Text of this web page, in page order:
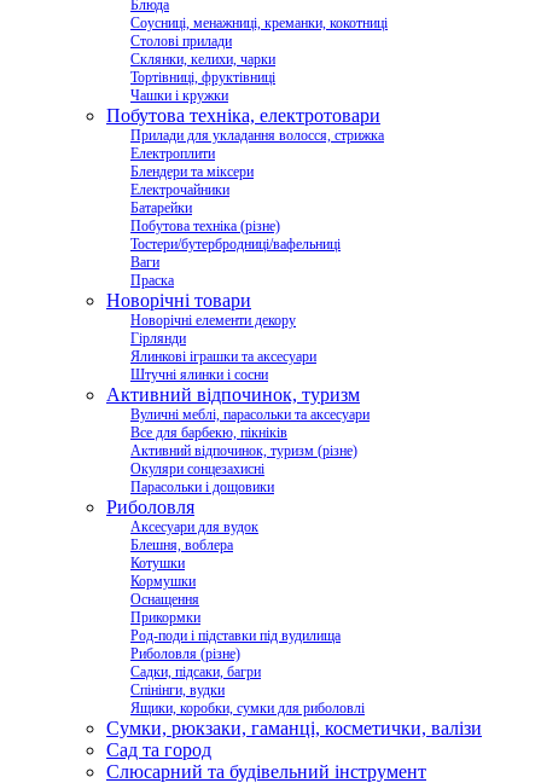
Блюда
Соусниці, менажниці, креманки, кокотниці
Столові прилади
Склянки, келихи, чарки
Тортівниці, фруктівниці
Чашки і кружки
Побутова техніка, електротовари
Прилади для укладання волосся, стрижка
Електроплити
Блендери та міксери
Електрочайники
Батарейки
Побутова техніка (різне)
Тостери/бутербродниці/вафельниці
Ваги
Праска
Новорічні товари
Новорічні елементи декору
Гірлянди
Ялинкові іграшки та аксесуари
Штучні ялинки і сосни
Активний відпочинок, туризм
Вуличні меблі, парасольки та аксесуари
Все для барбекю, пікніків
Активний відпочинок, туризм (різне)
Окуляри сонцезахисні
Парасольки і дощовики
Риболовля
Аксесуари для вудок
Блешня, воблера
Котушки
Кормушки
Оснащення
Прикормки
Род-поди і підставки під вудилища
Риболовля (різне)
Садки, підсаки, багри
Спінінги, вудки
Ящики, коробки, сумки для риболовлі
Сумки, рюкзаки, гаманці, косметички, валізи
Сад та город
Слюсарний та будівельний інструмент